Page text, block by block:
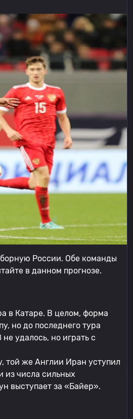
России. Обе команды
в данном прогнозе.
в Катаре. В целом, форма
но до последнего тура
удалось, но играть с
той же Англии Иран уступил
из числа сильных
выступает за «Байер».